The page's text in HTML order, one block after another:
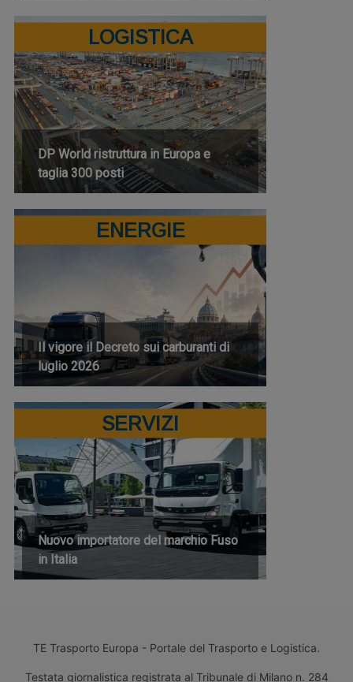
LOGISTICA
DP World ristruttura in Europa e
taglia 300 posti
ENERGIE
Il vigore il Decreto sui carburanti di
luglio 2026
SERVIZI
Nuovo importatore del marchio Fuso
in Italia
TE Trasporto Europa - Portale del Trasporto e Logistica.
Testata giornalistica registrata al Tribunale di Milano n. 284